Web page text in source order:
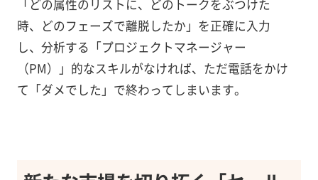
「どの属性のリストに、どのトークをぶつけた
時、どのフェーズで離脱したか」を正確に入力
し、分析する「プロジェクトマネージャー
（PM）」的なスキルがなければ、ただ電話をかけ
て「ダメでした」で終わってしまいます。